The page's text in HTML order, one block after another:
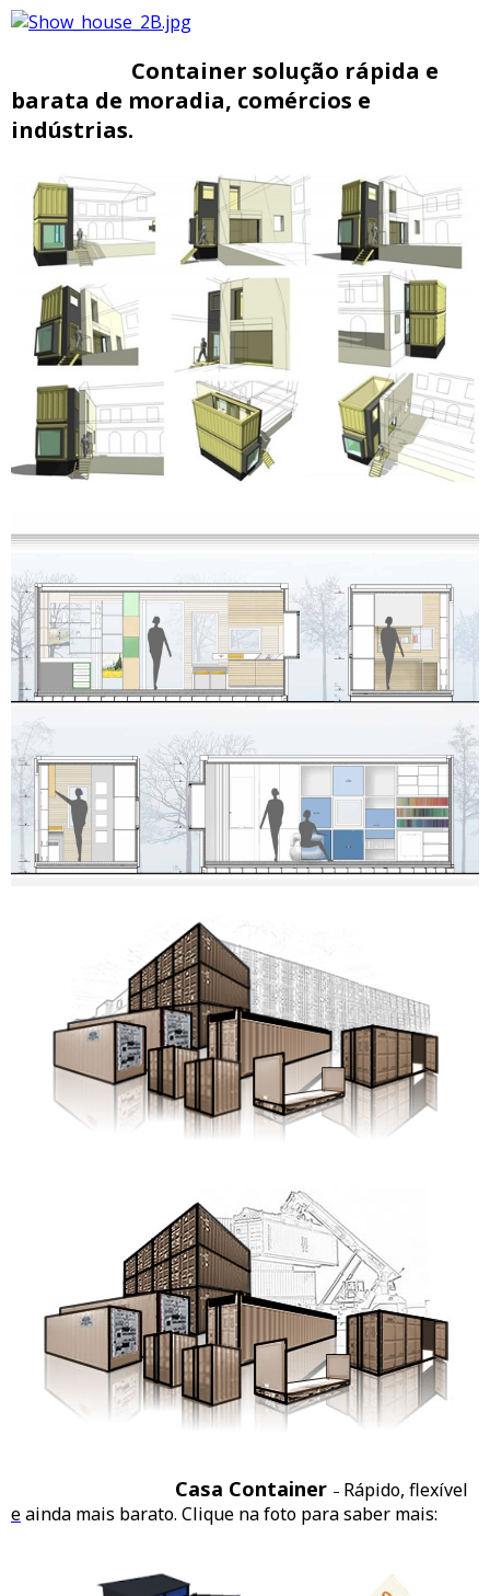
Container solução rápida e
barata de moradia, comércios e
indústrias.
Casa Container – Rápido, flexível
eainda mais barato. Clique na foto para saber mais: